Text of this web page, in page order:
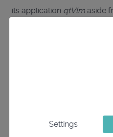
its application qtVlm aside
The application allows,
will collect
Settings